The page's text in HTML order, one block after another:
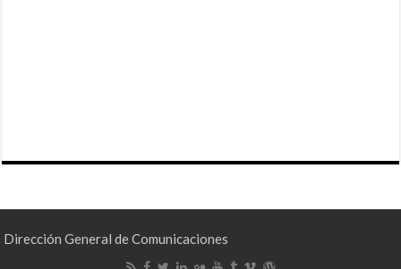
Dirección General de Comunicaciones